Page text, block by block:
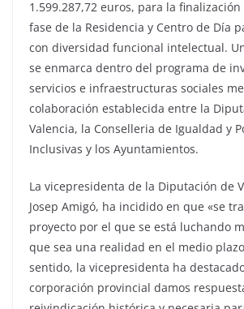
1.599.287,72 euros, para la
fase de la Residencia y Centro de Día
con diversidad funcional intelectual.
se enmarca dentro del programa de
servicios e infraestructuras sociales
colaboración establecida entre la
Valencia, la Conselleria de Igualdad y
Inclusivas y los Ayuntamientos.
La vicepresidenta de la Diputación de
Josep Amigó, ha incidido en que «se
proyecto por el que se está luchando
que sea una realidad en el medio
sentido, la vicepresidenta ha
corporación provincial damos